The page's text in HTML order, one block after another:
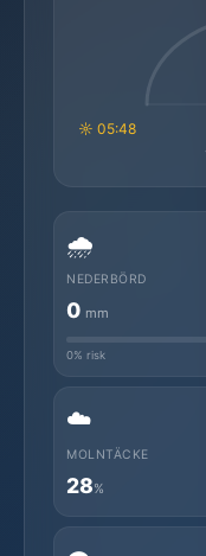
☼ 05:48
🌧️
NEDERBÖRD
0 mm
0% risk
☁️
MOLNTÄCKE
28%